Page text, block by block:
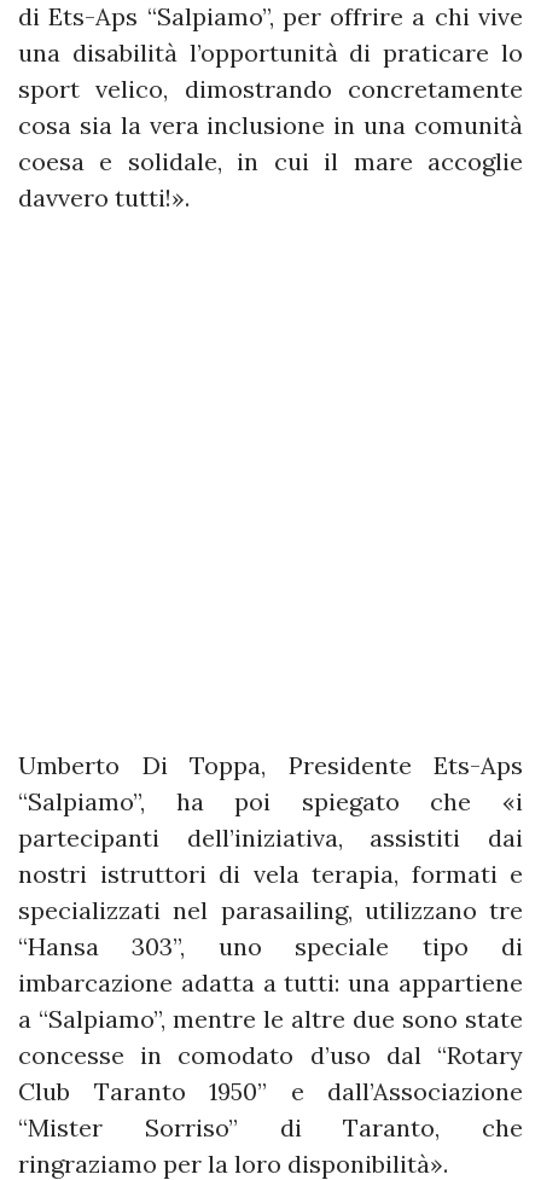
di Ets-Aps “Salpiamo”, per offrire a chi vive
una disabilità l’opportunità di praticare lo
sport velico, dimostrando concretamente
cosa sia la vera inclusione in una comunità
coesa e solidale, in cui il mare accoglie
davvero tutti!».
Umberto Di Toppa, Presidente Ets-Aps
“Salpiamo”, ha poi spiegato che «i
partecipanti dell’iniziativa, assistiti dai
nostri istruttori di vela terapia, formati e
specializzati nel parasailing, utilizzano tre
“Hansa 303”, uno speciale tipo di
imbarcazione adatta a tutti: una appartiene
a “Salpiamo”, mentre le altre due sono state
concesse in comodato d’uso dal “Rotary
Club Taranto 1950” e dall’Associazione
“Mister Sorriso” di Taranto, che
ringraziamo per la loro disponibilità».